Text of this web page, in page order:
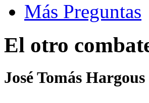
Más Preguntas
El otro
José Tomás